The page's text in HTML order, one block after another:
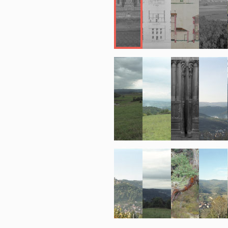
et riches
réserve
Plusieurs
important,
saules,
fraîcheur et
Les vastes
grands
fermiers
C’est le
Sulpice,
Châtel pour
En bordure
frange de
exposés.